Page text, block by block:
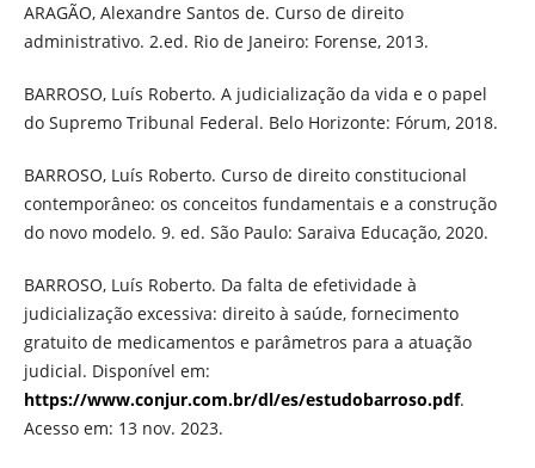
ARAGÃO, Alexandre Santos de. Curso de direito
administrativo. 2.ed. Rio de Janeiro: Forense, 2013.
BARROSO, Luís Roberto. A judicialização da vida e o papel
do Supremo Tribunal Federal. Belo Horizonte: Fórum, 2018.
BARROSO, Luís Roberto. Curso de direito constitucional
contemporâneo: os conceitos fundamentais e a construção
do novo modelo. 9. ed. São Paulo: Saraiva Educação, 2020.
BARROSO, Luís Roberto. Da falta de efetividade à
judicialização excessiva: direito à saúde, fornecimento
gratuito de medicamentos e parâmetros para a atuação
judicial. Disponível em:
https://www.conjur.com.br/dl/es/estudobarroso.pdf.
Acesso em: 13 nov. 2023.